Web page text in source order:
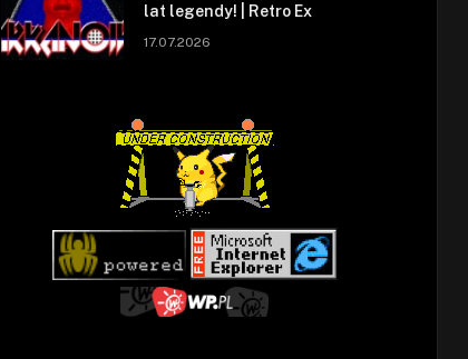
lat legendy! | Retro Ex
17.07.2026